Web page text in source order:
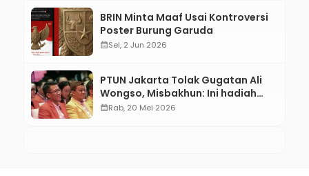
BRIN Minta Maaf Usai Kontroversi
Poster Burung Garuda
calendar_monthSel, 2 Jun 2026
PTUN Jakarta Tolak Gugatan Ali
Wongso, Misbakhun: Ini hadiah
Ulang Tahun Ke-66 SOKSI
calendar_monthRab, 20 Mei 2026